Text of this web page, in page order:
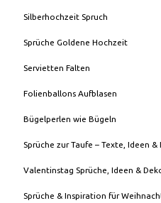
Silberhochzeit Spruch
Sprüche Goldene Hochzeit
Servietten Falten
Folienballons Aufblasen
Bügelperlen wie Bügeln
Sprüche zur Taufe – Texte, Ideen
Valentinstag Sprüche, Ideen &
Sprüche & Inspiration für